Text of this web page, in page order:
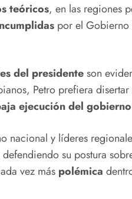
teóricos, en las regiones
por el
del presidenteson
Petro prefiera
ejecución del gobierno
nacional y líderes
su postura
vez más polémica